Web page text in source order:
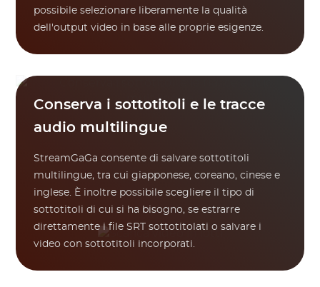
possibile selezionare liberamente la qualità
dell'output video in base alle proprie esigenze.
Conserva i sottotitoli e le tracce
audio multilingue
StreamGaGa consente di salvare sottotitoli
multilingue, tra cui giapponese, coreano, cinese e
inglese. È inoltre possibile scegliere il tipo di
sottotitoli di cui si ha bisogno, se estrarre
direttamente i file SRT sottotitolati o salvare i
video con sottotitoli incorporati.